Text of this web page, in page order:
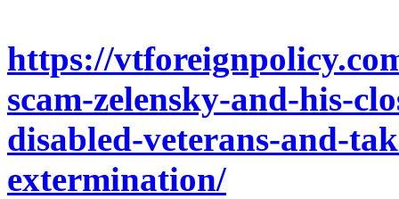
https://
scam-zelensky-and-his-
disabled-veterans-and-
extermination/